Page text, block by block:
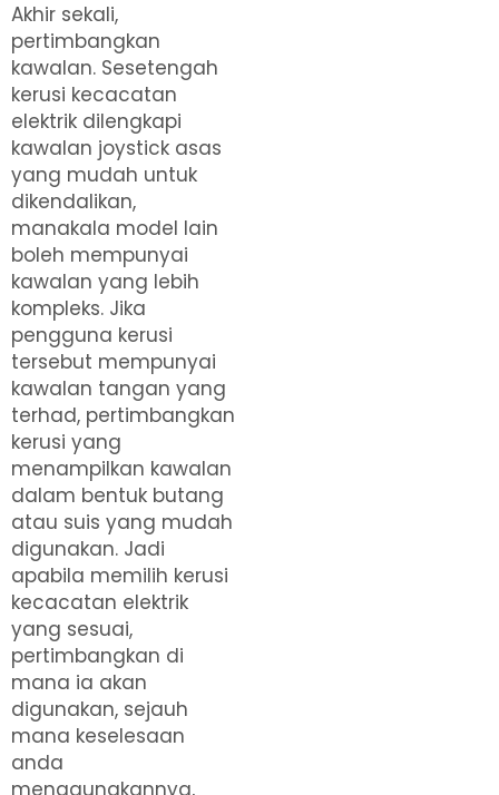
Akhir sekali,
pertimbangkan
kawalan. Sesetengah
kerusi kecacatan
elektrik dilengkapi
kawalan joystick asas
yang mudah untuk
dikendalikan,
manakala model lain
boleh mempunyai
kawalan yang lebih
kompleks. Jika
pengguna kerusi
tersebut mempunyai
kawalan tangan yang
terhad, pertimbangkan
kerusi yang
menampilkan kawalan
dalam bentuk butang
atau suis yang mudah
digunakan. Jadi
apabila memilih kerusi
kecacatan elektrik
yang sesuai,
pertimbangkan di
mana ia akan
digunakan, sejauh
mana keselesaan
anda
menggunakannya,